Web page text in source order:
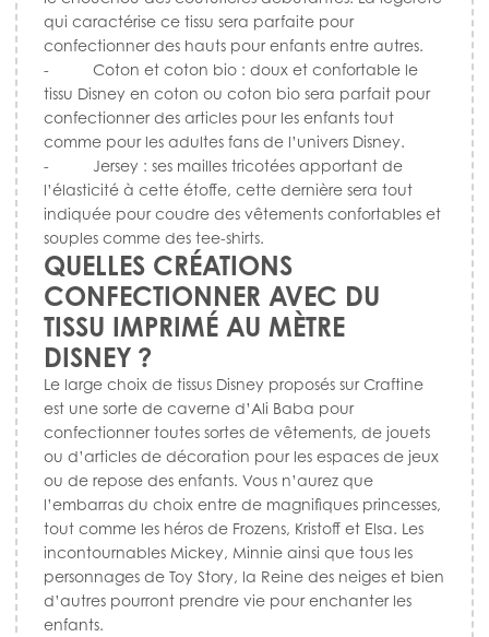
qui caractérise ce tissu sera parfaite pour
confectionner des hauts pour enfants entre autres.
- Coton et coton bio : doux et confortable le
tissu Disney en coton ou coton bio sera parfait pour
confectionner des articles pour les enfants tout
comme pour les adultes fans de l’univers Disney.
- Jersey : ses mailles tricotées apportant de
l’élasticité à cette étoffe, cette dernière sera tout
indiquée pour coudre des vêtements confortables et
souples comme des tee-shirts.
QUELLES CRÉATIONS
CONFECTIONNER AVEC DU
TISSU IMPRIMÉ AU MÈTRE
DISNEY ?
Le large choix de tissus Disney proposés sur Craftine
est une sorte de caverne d’Ali Baba pour
confectionner toutes sortes de vêtements, de jouets
ou d’articles de décoration pour les espaces de jeux
ou de repose des enfants. Vous n’aurez que
l’embarras du choix entre de magnifiques princesses,
tout comme les héros de Frozens, Kristoff et Elsa. Les
incontournables Mickey, Minnie ainsi que tous les
personnages de Toy Story, la Reine des neiges et bien
d’autres pourront prendre vie pour enchanter les
enfants.